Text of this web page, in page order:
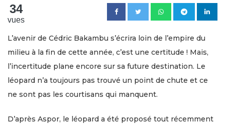
34
vues
L’avenir de Cédric Bakambu s’écrira loin de l’empire du
milieu à la fin de cette année, c’est une certitude ! Mais,
l’incertitude plane encore sur sa future destination. Le
léopard n’a toujours pas trouvé un point de chute et ce
ne sont pas les courtisans qui manquent.
D’après Aspor, le léopard a été proposé tout récemment